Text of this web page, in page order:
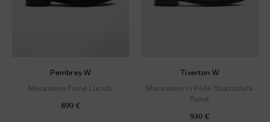
Pembrey W
Mocassino Fumé Lucido
890 €
Tiverton W
Mocassino in Pelle Spazzolata
Fumé
930 €